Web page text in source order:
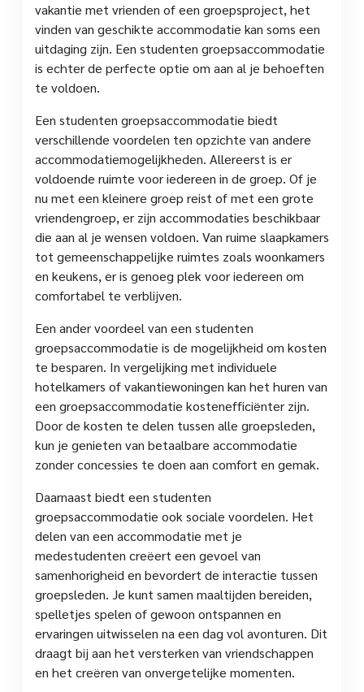
vakantie met vrienden of een groepsproject, het
vinden van geschikte accommodatie kan soms een
uitdaging zijn. Een studenten groepsaccommodatie
is echter de perfecte optie om aan al je behoeften
te voldoen.
Een studenten groepsaccommodatie biedt
verschillende voordelen ten opzichte van andere
accommodatiemogelijkheden. Allereerst is er
voldoende ruimte voor iedereen in de groep. Of je
nu met een kleinere groep reist of met een grote
vriendengroep, er zijn accommodaties beschikbaar
die aan al je wensen voldoen. Van ruime slaapkamers
tot gemeenschappelijke ruimtes zoals woonkamers
en keukens, er is genoeg plek voor iedereen om
comfortabel te verblijven.
Een ander voordeel van een studenten
groepsaccommodatie is de mogelijkheid om kosten
te besparen. In vergelijking met individuele
hotelkamers of vakantiewoningen kan het huren van
een groepsaccommodatie kostenefficiënter zijn.
Door de kosten te delen tussen alle groepsleden,
kun je genieten van betaalbare accommodatie
zonder concessies te doen aan comfort en gemak.
Daarnaast biedt een studenten
groepsaccommodatie ook sociale voordelen. Het
delen van een accommodatie met je
medestudenten creëert een gevoel van
samenhorigheid en bevordert de interactie tussen
groepsleden. Je kunt samen maaltijden bereiden,
spelletjes spelen of gewoon ontspannen en
ervaringen uitwisselen na een dag vol avonturen. Dit
draagt bij aan het versterken van vriendschappen
en het creëren van onvergetelijke momenten.